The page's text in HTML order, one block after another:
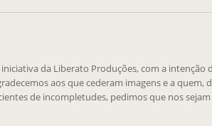
iniciativa da Liberato Produções, com a
aos que cederam imagens e a
de incompletudes, pedimos que nos